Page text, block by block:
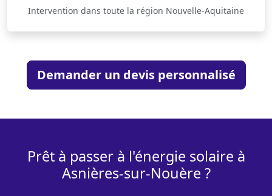
Intervention dans toute la région Nouvelle-Aquitaine
Demander un devis personnalisé
Prêt à passer à l'énergie solaire à
Asnières-sur-Nouère ?